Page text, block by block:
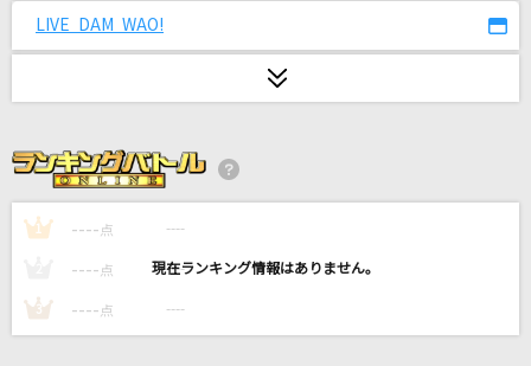
サクラウサギ
K
物凄い狂っとるフランちゃんが物凄いうた
Halozy feat. ななひら
ずっと真夜中でいいのに。
LIVE DAM WAO!
1 ---- 点 ----
---- 点 ----
3 ---- 点 ----